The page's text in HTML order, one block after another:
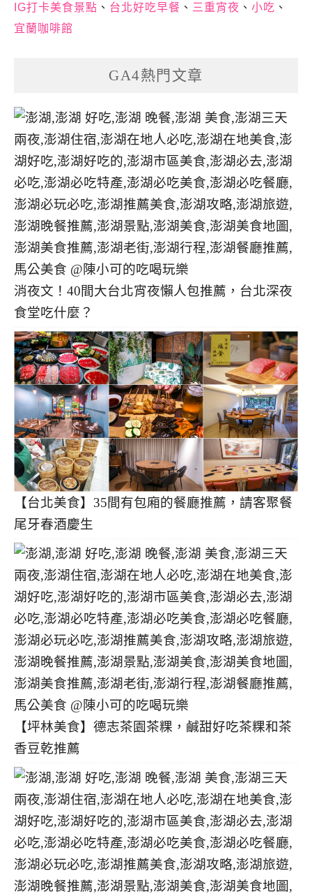
IG打卡美食景點 、 台北好吃早餐 、 三重宵夜 、 小吃 、
宜蘭咖啡館
GA4熱門文章
消夜文！40間大台北宵夜懶人包推薦，台北深夜
食堂吃什麼？
【台北美食】35間有包廂的餐廳推薦，請客聚餐
尾牙春酒慶生
【坪林美食】德志茶園茶粿，鹹甜好吃茶粿和茶
香豆乾推薦